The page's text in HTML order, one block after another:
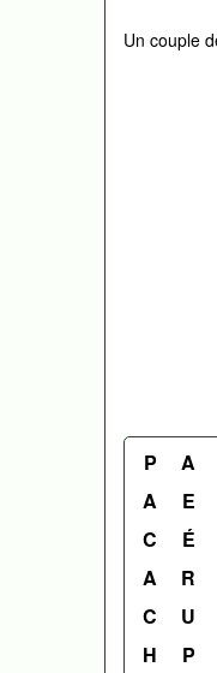
Un couple
P A
A
E
C
É
A
R
C
U
H
P